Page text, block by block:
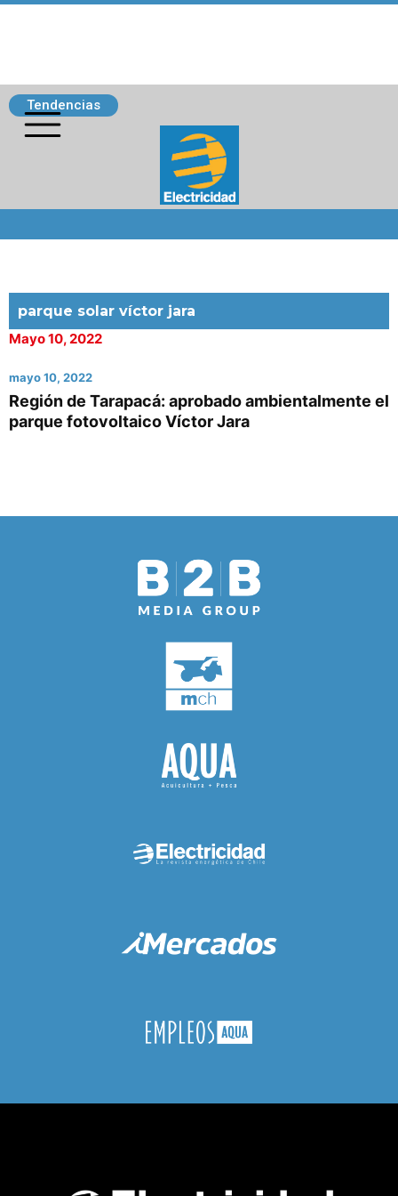
Tendencias
parque solar víctor jara
Mayo 10, 2022
mayo 10, 2022
Región de Tarapacá: aprobado ambientalmente el
parque fotovoltaico Víctor Jara